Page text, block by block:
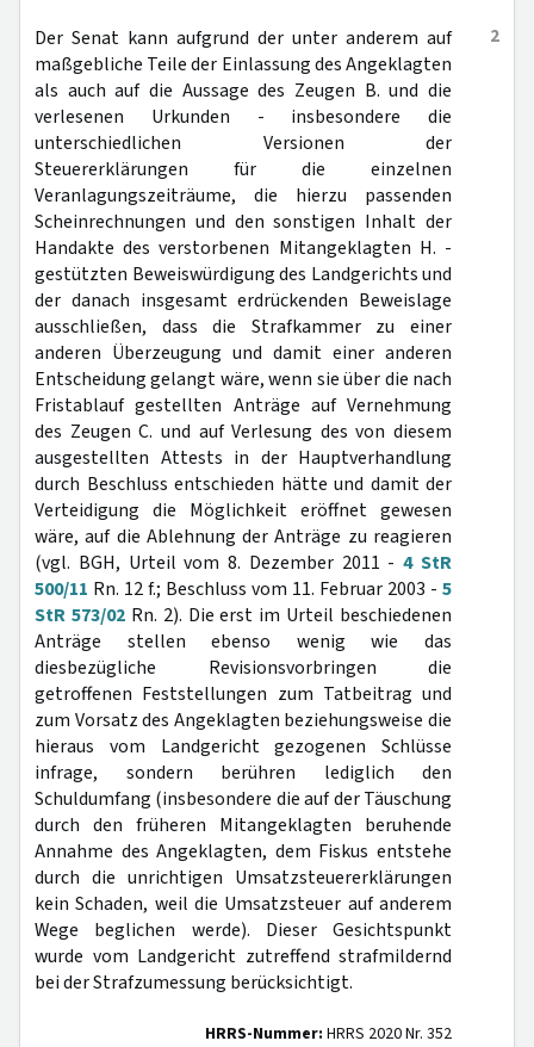
2
Der Senat kann aufgrund der unter anderem auf
maßgebliche Teile der Einlassung des Angeklagten
als auch auf die Aussage des Zeugen B. und die
verlesenen Urkunden - insbesondere die
unterschiedlichen Versionen der
Steuererklärungen für die einzelnen
Veranlagungszeiträume, die hierzu passenden
Scheinrechnungen und den sonstigen Inhalt der
Handakte des verstorbenen Mitangeklagten H. -
gestützten Beweiswürdigung des Landgerichts und
der danach insgesamt erdrückenden Beweislage
ausschließen, dass die Strafkammer zu einer
anderen Überzeugung und damit einer anderen
Entscheidung gelangt wäre, wenn sie über die nach
Fristablauf gestellten Anträge auf Vernehmung
des Zeugen C. und auf Verlesung des von diesem
ausgestellten Attests in der Hauptverhandlung
durch Beschluss entschieden hätte und damit der
Verteidigung die Möglichkeit eröffnet gewesen
wäre, auf die Ablehnung der Anträge zu reagieren
(vgl. BGH, Urteil vom 8. Dezember 2011 -4 StR
500/11 Rn. 12 f.; Beschluss vom 11. Februar 2003 - 5
StR 573/02Rn. 2). Die erst im Urteil beschiedenen
Anträge stellen ebenso wenig wie das
diesbezügliche Revisionsvorbringen die
getroffenen Feststellungen zum Tatbeitrag und
zum Vorsatz des Angeklagten beziehungsweise die
hieraus vom Landgericht gezogenen Schlüsse
infrage, sondern berühren lediglich den
Schuldumfang (insbesondere die auf der Täuschung
durch den früheren Mitangeklagten beruhende
Annahme des Angeklagten, dem Fiskus entstehe
durch die unrichtigen Umsatzsteuererklärungen
kein Schaden, weil die Umsatzsteuer auf anderem
Wege beglichen werde). Dieser Gesichtspunkt
wurde vom Landgericht zutreffend strafmildernd
bei der Strafzumessung berücksichtigt.
HRRS-Nummer: HRRS 2020 Nr. 352